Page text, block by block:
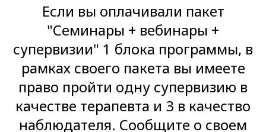
Если вы оплачивали пакет
"Семинары + вебинары +
супервизии" 1 блока программы, в
рамках своего пакета вы имеете
право пройти одну супервизию в
качестве терапевта и 3 в качество
наблюдателя. Сообщите о своем